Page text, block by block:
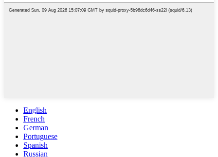
English
French
German
Portuguese
Spanish
Russian